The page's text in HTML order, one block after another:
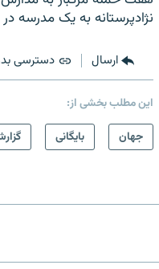
نژادپرستانه به یک مدرسه در سال ۲۰۱۵ که منجر به کشته شدن یک دستیار معلم و
ارسال دسترسی
این مطلب بخشی از:
جهان
بایگانی